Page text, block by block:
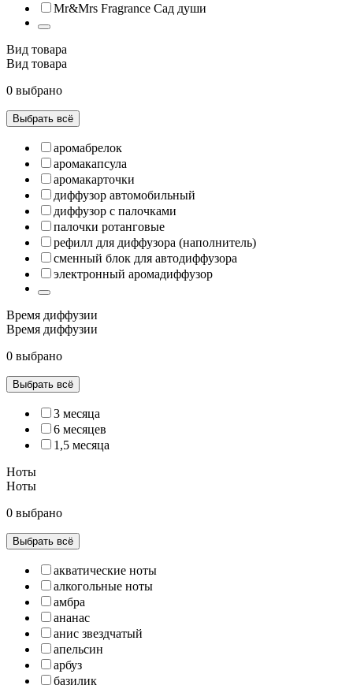
Mr&Mrs Fragrance Сад души
Вид товара
Вид товара
0 выбрано
Выбрать всё
аромабрелок
аромакапсула
аромакарточки
диффузор автомобильный
диффузор с палочками
палочки ротанговые
рефилл для диффузора (наполнитель)
сменный блок для автодиффузора
электронный аромадиффузор
Время диффузии
Время диффузии
0 выбрано
Выбрать всё
3 месяца
6 месяцев
1,5 месяца
Ноты
Ноты
0 выбрано
Выбрать всё
акватические ноты
алкогольные ноты
амбра
ананас
анис звездчатый
апельсин
арбуз
базилик